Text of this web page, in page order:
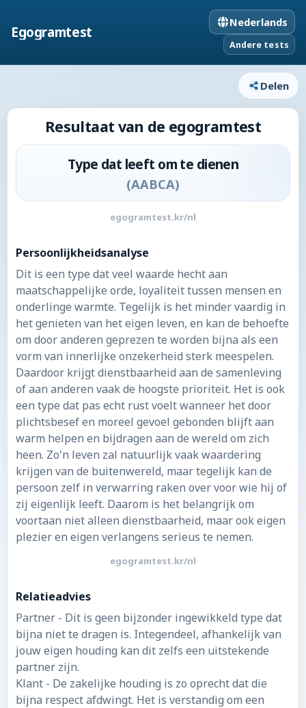
Egogramtest
Nederlands
Andere tests
Delen
Resultaat van de egogramtest
Type dat leeft om te dienen
(AABCA)
egogramtest.kr/nl
Persoonlijkheidsanalyse
Dit is een type dat veel waarde hecht aan
maatschappelijke orde, loyaliteit tussen mensen en
onderlinge warmte. Tegelijk is het minder vaardig in
het genieten van het eigen leven, en kan de behoefte
om door anderen geprezen te worden bijna als een
vorm van innerlijke onzekerheid sterk meespelen.
Daardoor krijgt dienstbaarheid aan de samenleving
of aan anderen vaak de hoogste prioriteit. Het is ook
een type dat pas echt rust voelt wanneer het door
plichtsbesef en moreel gevoel gebonden blijft aan
warm helpen en bijdragen aan de wereld om zich
heen. Zo'n leven zal natuurlijk vaak waardering
krijgen van de buitenwereld, maar tegelijk kan de
persoon zelf in verwarring raken over voor wie hij of
zij eigenlijk leeft. Daarom is het belangrijk om
voortaan niet alleen dienstbaarheid, maar ook eigen
plezier en eigen verlangens serieus te nemen.
egogramtest.kr/nl
Relatieadvies
Partner - Dit is geen bijzonder ingewikkeld type dat
bijna niet te dragen is. Integendeel, afhankelijk van
jouw eigen houding kan dit zelfs een uitstekende
partner zijn.
Klant - De zakelijke houding is zo oprecht dat die
bijna respect afdwingt. Het is verstandig om een